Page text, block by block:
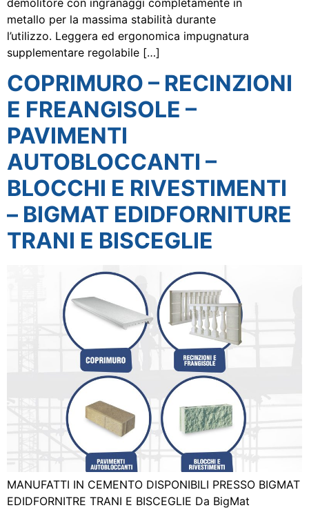
metallo per la massima stabilità durante
l’utilizzo. Leggera ed ergonomica impugnatura
supplementare regolabile […]
COPRIMURO – RECINZIONI
E FREANGISOLE –
PAVIMENTI
AUTOBLOCCANTI –
BLOCCHI E RIVESTIMENTI
– BIGMAT EDIDFORNITURE
TRANI E BISCEGLIE
MANUFATTI IN CEMENTO DISPONIBILI PRESSO BIGMAT
EDIDFORNITRE TRANI E BISCEGLIE Da BigMat